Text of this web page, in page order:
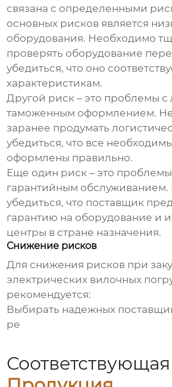
связана с определенными
основных рисков является
оборудования. Необходимо
проверять оборудование
убедиться, что оно
характеристикам.
Другой риск – это проблемы с
таможенным оформлением.
заранее продумать
убедиться, что все
оформлены правильно.
Еще один риск – это
гарантийным
убедиться, что поставщик
гарантию на оборудование и
центры в стране назначения.
Снижение рисков
Для снижения рисков при
электрических вилочных
рекомендуется:
Выбирать надежных
ре
Соответствующая